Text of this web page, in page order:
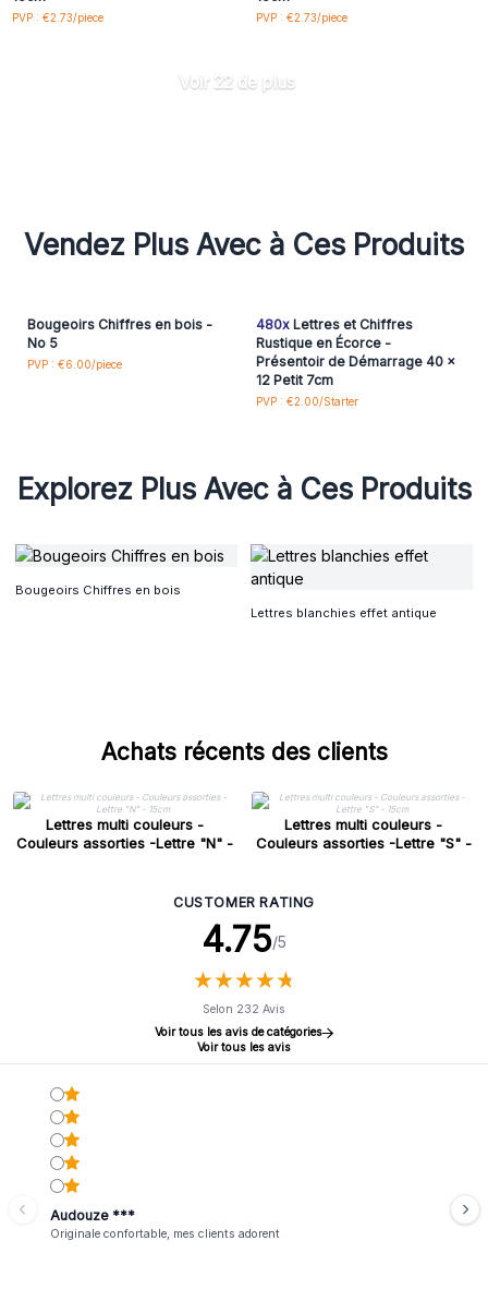
PVP : €2.73/piece PVP : €2.73/piece
Voir 22 de plus
Vendez Plus Avec à Ces Produits
Bougeoirs Chiffres en bois -
No 5
PVP : €6.00/piece
480xLettres et Chiffres
Rustique en Écorce -
Présentoir de Démarrage 40 x
12 Petit 7cm
PVP : €2.00/Starter
Explorez Plus Avec à Ces Produits
Bougeoirs Chiffres en bois
Lettres blanchies effet antique
Achats récents des clients
Lettres multi couleurs -
Couleurs assorties -Lettre "N" -
Lettres multi couleurs -
Couleurs assorties -Lettre "S" -
CUSTOMER RATING
4.75/5
★★★★★
★★★★★
Selon 232 Avis
Voir tous les avis de catégories
Voir tous les avis
Audouze ***
Originale confortable, mes clients adorent